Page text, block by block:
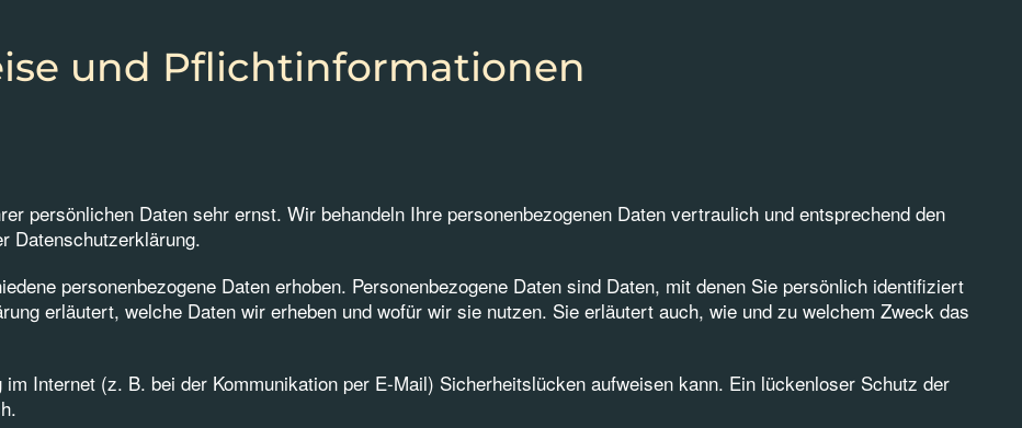
und Pflicht­informationen
persönlichen Daten sehr ernst. Wir behandeln Ihre personenbezogenen Daten vertraulich und entsprechend den
Datenschutzerklärung.
personenbezogene Daten erhoben. Personenbezogene Daten sind Daten, mit denen Sie persönlich identifiziert
erläutert, welche Daten wir erheben und wofür wir sie nutzen. Sie erläutert auch, wie und zu welchem Zweck das
Internet (z. B. bei der Kommunikation per E-Mail) Sicherheitslücken aufweisen kann. Ein lückenloser Schutz der